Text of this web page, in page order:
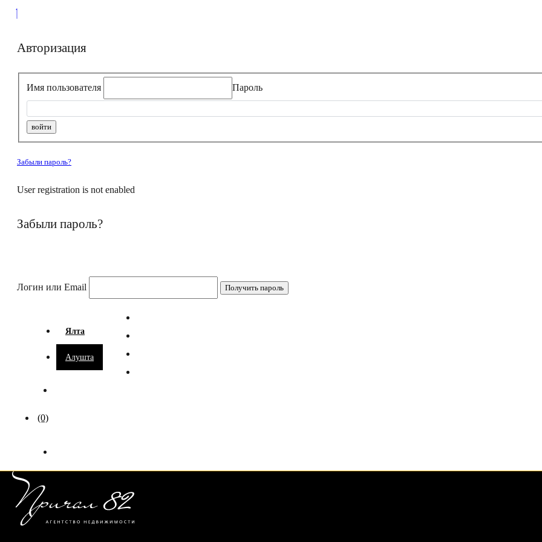
Авторизация
Имя пользователя Пароль
Забыли пароль?
User registration is not enabled
Забыли пароль?
Логин или Email
Ялта
Алушта
(0)